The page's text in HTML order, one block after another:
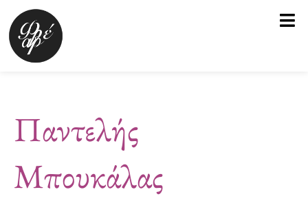
Μετάβαση
στο
περιεχόμενο
Παντελής
Μπουκάλας